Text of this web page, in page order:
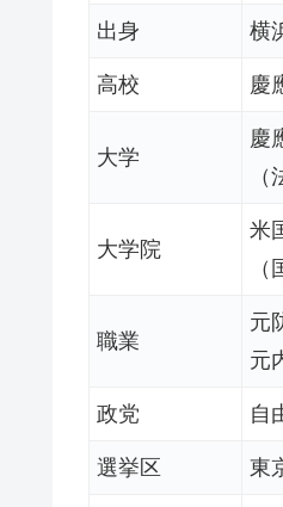
出身 横
高校 慶
大学
慶
大学院
米
職業
元
元
政党 自
選挙区 東